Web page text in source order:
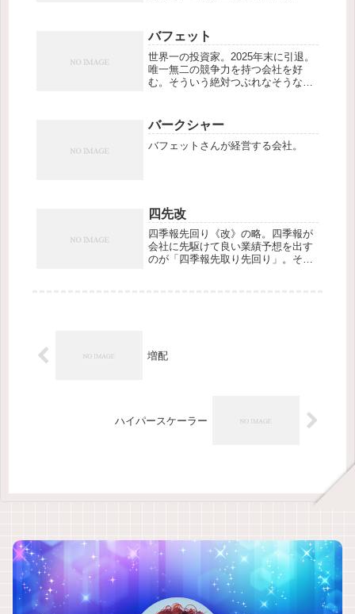
バフェット
世界一の投資家。2025年末に引退。
唯一無二の競争力を持つ会社を好
む。そういう絶対つぶれなそうな会
銘柄を選ぶときは、その会社と結婚
するつもりで探しなさい。
バークシャー
バフェットさんが経営する会社。
四先改
四季報先回り《改》の略。四季報が
会社に先駆けて良い業績予想を出す
のが「四季報先取り先回り」。それ
増配
ハイパースケーラー